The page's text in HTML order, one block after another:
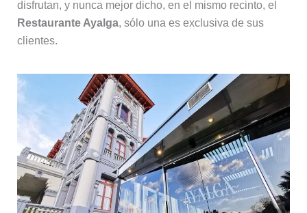
disfrutan, y nunca mejor dicho, en el mismo recinto, el
Restaurante Ayalga, sólo una es exclusiva de sus
clientes.